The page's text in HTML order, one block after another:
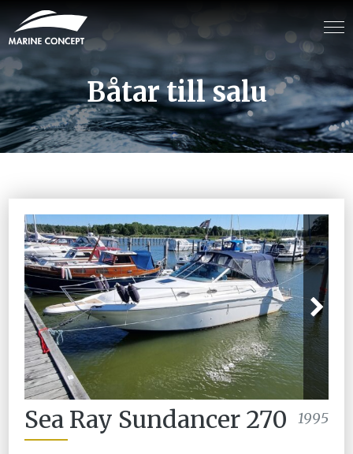
Båtar till salu
Sea Ray Sundancer 270 1995